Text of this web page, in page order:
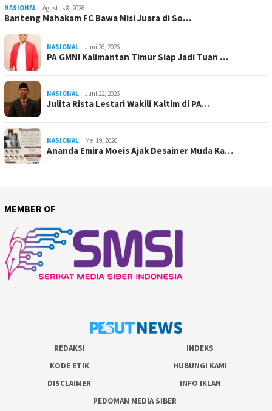
NASIONAL Agustus 8, 2026
Banteng Mahakam FC Bawa Misi Juara di So…
NASIONAL Juni 26, 2026
PA GMNI Kalimantan Timur Siap Jadi Tuan …
NASIONAL Juni 22, 2026
Julita Rista Lestari Wakili Kaltim di PA…
NASIONAL Mei 19, 2026
Ananda Emira Moeis Ajak Desainer Muda Ka…
MEMBER OF
REDAKSI
INDEKS
KODE ETIK
HUBUNGI KAMI
DISCLAIMER
INFO IKLAN
PEDOMAN MEDIA SIBER